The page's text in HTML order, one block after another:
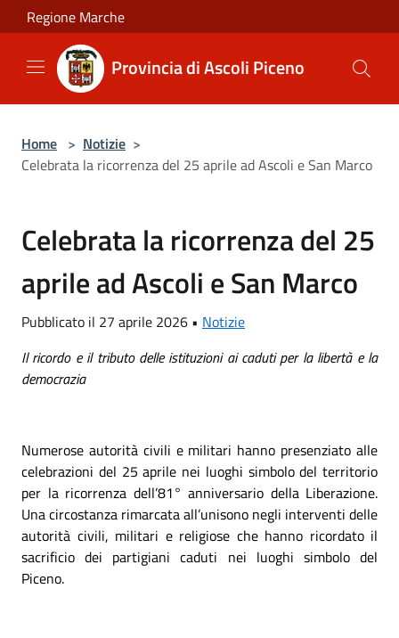
Salta al contenuto principale
Regione Marche
Provincia di Ascoli Piceno
Home > Notizie >
Celebrata la ricorrenza del 25 aprile ad Ascoli e San Marco
Celebrata la ricorrenza del 25
aprile ad Ascoli e San Marco
Pubblicato il 27 aprile 2026 • Notizie
Il ricordo e il tributo delle istituzioni ai caduti per la libertà e la
democrazia
Numerose autorità civili e militari hanno presenziato alle
celebrazioni del 25 aprile nei luoghi simbolo del territorio
per la ricorrenza dell’81° anniversario della Liberazione.
Una circostanza rimarcata all’unisono negli interventi delle
autorità civili, militari e religiose che hanno ricordato il
sacrificio dei partigiani caduti nei luoghi simbolo del
Piceno.